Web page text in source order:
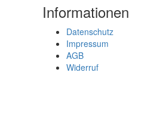
Informationen
Datenschutz
Impressum
AGB
Widerruf